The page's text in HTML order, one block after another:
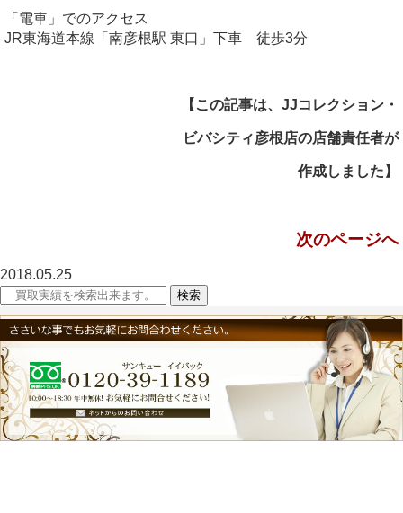
「電車」でのアクセス
JR東海道本線「南彦根駅 東口」下車 徒歩3分
【この記事は、 JJコレクション・
ビバシティ彦根店の店舗責任者が
作成しました】
次のページへ
2018.05.25